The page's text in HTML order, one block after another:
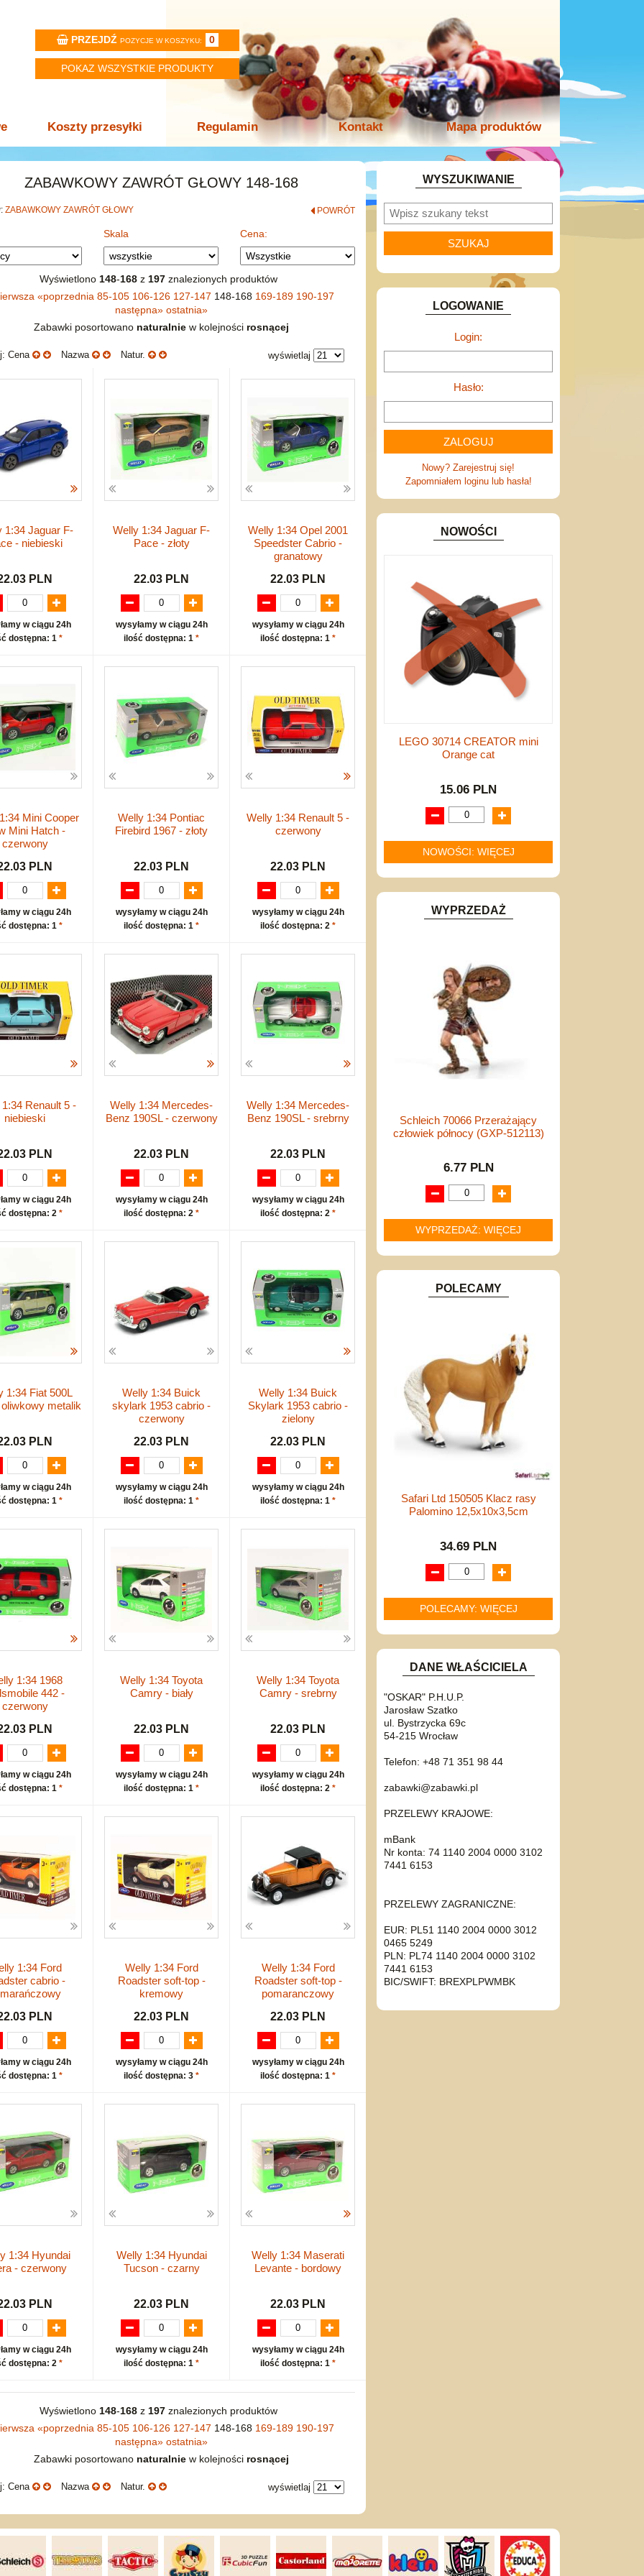
PRZEJDŹ POZYCJE W KOSZYKU: 0
POKAZ WSZYSTKIE PRODUKTY
Koszty przesyłki Regulamin Kontakt Mapa produktów
ZABAWKOWY ZAWRÓT GŁOWY 148-168
ZABAWKOWY ZAWRÓT GŁOWY POWRÓT
Skala Cena:
Wyświetlono 148-168z 197znalezionych produktów
«poprzednia 85-105 106-126 127-147 148-168 169-189 190-197
następna» ostatnia»
Zabawki posortowano naturalniew kolejności rosnącej
Cena Nazwa Natur. wyświetlaj
1:34 Jaguar F-
- niebieski
PLN
w ciągu 24h
dostępna: 1 *
Welly 1:34 Jaguar F-
Pace - złoty
22.03 PLN
wysyłamy w ciągu 24h
ilość dostępna: 1 *
Welly 1:34 Opel 2001
Speedster Cabrio -
granatowy
22.03 PLN
wysyłamy w ciągu 24h
ilość dostępna: 1 *
Mini Cooper
Mini Hatch -
czerwony
PLN
w ciągu 24h
dostępna: 1 *
Welly 1:34 Pontiac
Firebird 1967 - złoty
22.03 PLN
wysyłamy w ciągu 24h
ilość dostępna: 1 *
Welly 1:34 Renault 5 -
czerwony
22.03 PLN
wysyłamy w ciągu 24h
ilość dostępna: 2 *
Renault 5 -
niebieski
PLN
w ciągu 24h
dostępna: 2 *
Welly 1:34 Mercedes-
Benz 190SL - czerwony
22.03 PLN
wysyłamy w ciągu 24h
ilość dostępna: 2 *
Welly 1:34 Mercedes-
Benz 190SL - srebrny
22.03 PLN
wysyłamy w ciągu 24h
ilość dostępna: 2 *
1:34 Fiat 500L
metalik
PLN
w ciągu 24h
dostępna: 1 *
Welly 1:34 Buick
skylark 1953 cabrio -
czerwony
22.03 PLN
wysyłamy w ciągu 24h
ilość dostępna: 1 *
Welly 1:34 Buick
Skylark 1953 cabrio -
zielony
22.03 PLN
wysyłamy w ciągu 24h
ilość dostępna: 1 *
1:34 1968
442 -
czerwony
PLN
w ciągu 24h
dostępna: 1 *
Welly 1:34 Toyota
Camry - biały
22.03 PLN
wysyłamy w ciągu 24h
ilość dostępna: 1 *
Welly 1:34 Toyota
Camry - srebrny
22.03 PLN
wysyłamy w ciągu 24h
ilość dostępna: 2 *
1:34 Ford
cabrio -
PLN
w ciągu 24h
dostępna: 1 *
Welly 1:34 Ford
Roadster soft-top -
kremowy
22.03 PLN
wysyłamy w ciągu 24h
ilość dostępna: 3 *
Welly 1:34 Ford
Roadster soft-top -
pomaranczowy
22.03 PLN
wysyłamy w ciągu 24h
ilość dostępna: 1 *
1:34 Hyundai
- czerwony
PLN
w ciągu 24h
dostępna: 2 *
Welly 1:34 Hyundai
Tucson - czarny
22.03 PLN
wysyłamy w ciągu 24h
ilość dostępna: 1 *
Welly 1:34 Maserati
Levante - bordowy
22.03 PLN
wysyłamy w ciągu 24h
ilość dostępna: 1 *
Wyświetlono 148-168z 197znalezionych produktów
«poprzednia 85-105 106-126 127-147 148-168 169-189 190-197
następna» ostatnia»
Zabawki posortowano naturalniew kolejności rosnącej
Cena Nazwa Natur. wyświetlaj
WYSZUKIWANIE
LOGOWANIE
Login:
Hasło:
Nowy? Zarejestruj się!
Zapomniałem loginu lub hasła!
NOWOŚCI
LEGO 30714 CREATOR mini
Orange cat
15.06 PLN
NOWOŚCI: WIĘCEJ
WYPRZEDAŻ
Schleich 70066 Przerażający
człowiek północy (GXP-512113)
6.77 PLN
WYPRZEDAŻ: WIĘCEJ
POLECAMY
Safari Ltd 150505 Klacz rasy
Palomino 12,5x10x3,5cm
34.69 PLN
POLECAMY: WIĘCEJ
DANE WŁAŚCICIELA
"OSKAR" P.H.U.P.
Jarosław Szatko
ul. Bystrzycka 69c
54-215 Wrocław
Telefon: +48 71 351 98 44
zabawki@zabawki.pl
PRZELEWY KRAJOWE:
mBank
Nr konta: 74 1140 2004 0000 3102
7441 6153
PRZELEWY ZAGRANICZNE:
EUR: PL51 1140 2004 0000 3012
0465 5249
PLN: PL74 1140 2004 0000 3102
7441 6153
BIC/SWIFT: BREXPLPWMBK